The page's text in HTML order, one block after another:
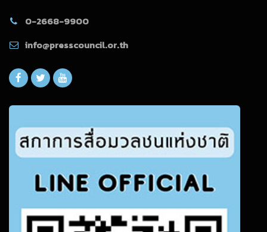
0-2668-9900
info@presscouncil.or.th